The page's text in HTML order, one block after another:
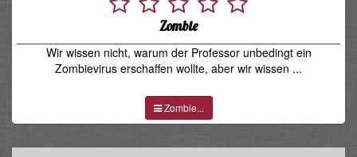
Zombie
Wir wissen nicht, warum der Professor unbedingt ein
Zombievirus erschaffen wollte, aber wir wissen ...
Zombie...